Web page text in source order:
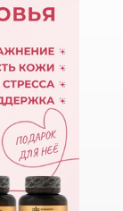
НЕ